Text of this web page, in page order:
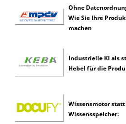
Ohne
Wie Sie Ihre
machen
Industrielle KI als
Hebel für die
Wissensmotor statt
Wissensspeicher: